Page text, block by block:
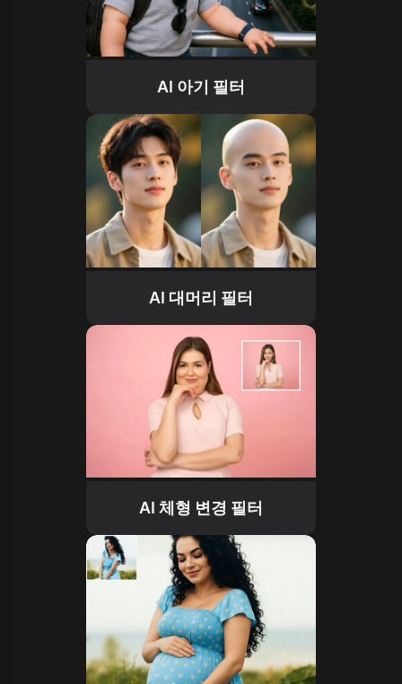
AI 아기 필터
AI 대머리 필터
AI 체형 변경 필터